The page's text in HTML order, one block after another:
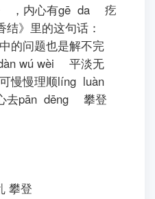
，内心有gē da
疙
》里的这句话：
的问题也是解不完
wú wèi
平淡无
慢慢理顺líng luàn
去pān dēng
攀登
攀登